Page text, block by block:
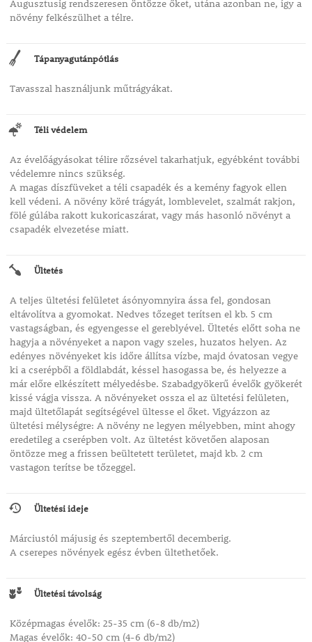
Augusztusig rendszeresen öntözze őket, utána azonban ne, így a
növény felkészülhet a télre.
Tápanyagutánpótlás
Tavasszal használjunk műtrágyákat.
Téli védelem
Az évelőágyásokat télire rőzsével takarhatjuk, egyébként további
védelemre nincs szükség.
A magas díszfüveket a téli csapadék és a kemény fagyok ellen
kell védeni. A növény köré trágyát, lomblevelet, szalmát rakjon,
fölé gúlába rakott kukoricaszárat, vagy más hasonló növényt a
csapadék elvezetése miatt.
Ültetés
A teljes ültetési felületet ásónyomnyira ássa fel, gondosan
eltávolítva a gyomokat. Nedves tőzeget terítsen el kb. 5 cm
vastagságban, és egyengesse el gereblyével. Ültetés előtt soha ne
hagyja a növényeket a napon vagy szeles, huzatos helyen. Az
edényes növényeket kis időre állítsa vízbe, majd óvatosan vegye
ki a cserépből a földlabdát, késsel hasogassa be, és helyezze a
már előre elkészített mélyedésbe. Szabadgyökerű évelők gyökerét
kissé vágja vissza. A növényeket ossza el az ültetési felületen,
majd ültetőlapát segítségével ültesse el őket. Vigyázzon az
ültetési mélységre: A növény ne legyen mélyebben, mint ahogy
eredetileg a cserépben volt. Az ültetést követően alaposan
öntözze meg a frissen beültetett területet, majd kb. 2 cm
vastagon terítse be tőzeggel.
Ültetési ideje
Márciustól májusig és szeptembertől decemberig.
A cserepes növények egész évben ültethetőek.
Ültetési távolság
Középmagas évelők: 25-35 cm (6-8 db/m2)
Magas évelők: 40-50 cm (4-6 db/m2)